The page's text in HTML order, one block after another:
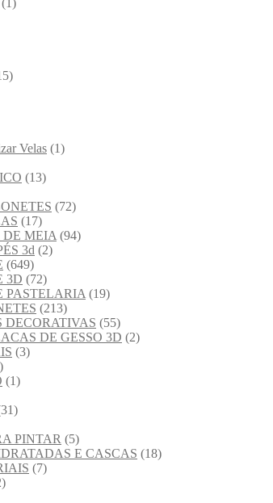
Velas (1)
(13)
(72)
(17)
DE MEIA (94)
3d (2)
(649)
3D (72)
PASTELARIA (19)
(213)
DECORATIVAS (55)
DE GESSO 3D (2)
(3)
(1)
PINTAR (5)
E CASCAS (18)
(7)